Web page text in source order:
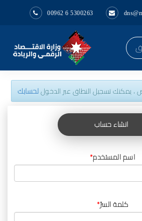
00962 6 5300263
يمكنك تسجيل النطاق عبر الدخوللحسابك
انشاء حساب
اسم المستخدم*
كلمة السرّ*